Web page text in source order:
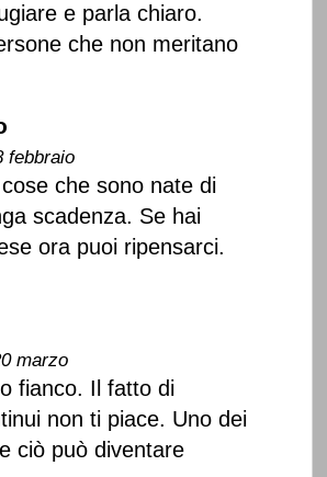
e parla chiaro.
che non meritano
febbraio
che sono nate di
scadenza. Se hai
ora puoi ripensarci.
marzo
fianco. Il fatto di
non ti piace. Uno dei
ciò può diventare